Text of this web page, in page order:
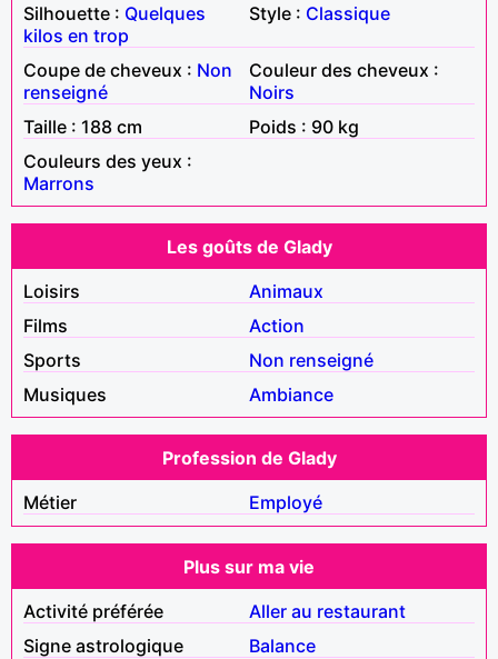
Silhouette : Quelques
kilos en trop
Style : Classique
Coupe de cheveux : Non
renseigné
Couleur des cheveux :
Noirs
Taille : 188 cm
Poids : 90 kg
Couleurs des yeux :
Marrons
Les goûts de Glady
Loisirs
Animaux
Films
Action
Sports
Non renseigné
Musiques
Ambiance
Profession de Glady
Métier
Employé
Plus sur ma vie
Activité préférée
Aller au restaurant
Signe astrologique
Balance